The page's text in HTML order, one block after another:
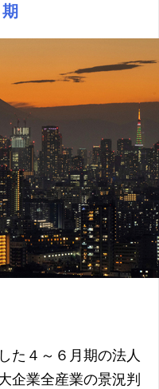
た４～６月期の法人
企業全産業の景況判